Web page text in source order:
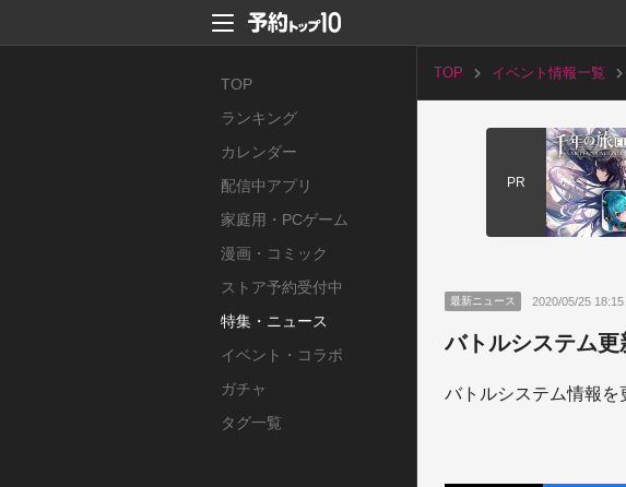
TOP
ランキング
カレンダー
配信中アプリ
家庭用・PCゲーム
漫画・コミック
ストア予約受付中
特集・ニュース
イベント・コラボ
ガチャ
タグ一覧
TOP イベント情報一覧
PR
最新ニュース 2020/05/25 18:15
バトルシステム更
バトルシステム情報を